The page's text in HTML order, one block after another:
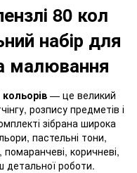
80 кол
набір для
малювання
— це великий
розпису предметів і
зібрана широка
пастельні тони,
помаранчеві, коричневі,
детальної роботи.